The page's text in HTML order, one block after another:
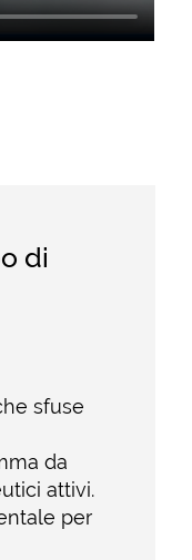
di
sfuse
da
attivi.
per